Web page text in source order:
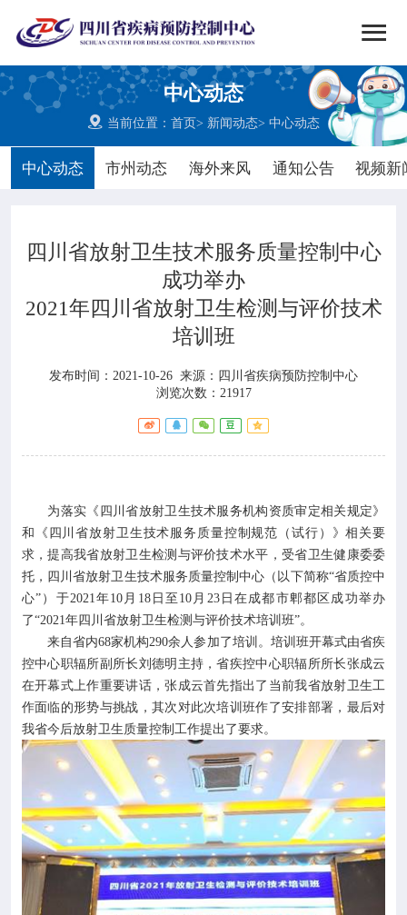

中心动态
 当前位置：首页> 新闻动态>中心动态
中心动态 市州动态 海外来风 通知公告 视频新

网站首页
中心概况 
新闻动态 
工作重点 
科普园地 
学术期刊
在线互动 
政务公开 
四川省放射卫生技术服务质量控制中心
成功举办
2021年四川省放射卫生检测与评价技术
培训班
发布时间：2021-10-26 来源： 四川省疾病预防控制中心
浏览次数：21917
为落实《四川省放射卫生技术服务机构资质审定相关规定》
和《四川省放射卫生技术服务质量控制规范（试行）》相关要
求，提高我省放射卫生检测与评价技术水平，受省卫生健康委委
托，四川省放射卫生技术服务质量控制中心（以下简称“省质控中
心”）于2021年10月18日至10月23日在成都市郫都区成功举办
了“2021年四川省放射卫生检测与评价技术培训班”。
来自省内68家机构290余人参加了培训。培训班开幕式由省疾
控中心职辐所副所长刘德明主持，省疾控中心职辐所所长张成云
在开幕式上作重要讲话，张成云首先指出了当前我省放射卫生工
作面临的形势与挑战，其次对此次培训班作了安排部署，最后对
我省今后放射卫生质量控制工作提出了要求。